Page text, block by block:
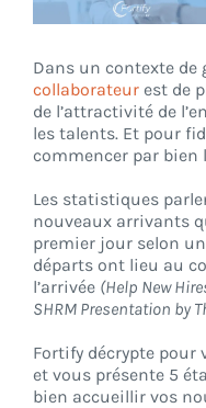
Dans un contexte de
collaborateur est de
de l’attractivité de
les talents. Et pour
commencer par bien
Les statistiques
nouveaux arrivants
premier jour selon
départs ont lieu au
l’arrivée (Help New
SHRM Presentation by
Fortify décrypte pour
et vous présente 5
bien accueillir vos